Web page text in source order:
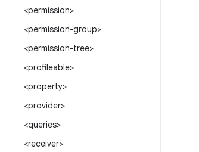
<permission>
<permission-group>
<permission-tree>
<profileable>
<property>
<provider>
<queries>
<receiver>